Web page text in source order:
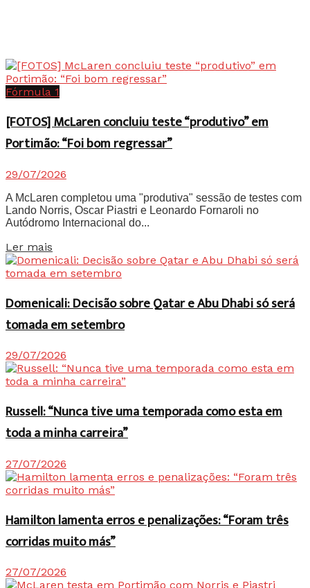
Fórmula 1
[FOTOS] McLaren concluiu teste “produtivo” em
Portimão: “Foi bom regressar”
29/07/2026
A McLaren completou uma "produtiva" sessão de testes com
Lando Norris, Oscar Piastri e Leonardo Fornaroli no
Autódromo Internacional do...
Ler mais
Domenicali: Decisão sobre Qatar e Abu Dhabi só será
tomada em setembro
29/07/2026
Russell: “Nunca tive uma temporada como esta em
toda a minha carreira”
27/07/2026
Hamilton lamenta erros e penalizações: “Foram três
corridas muito más”
27/07/2026